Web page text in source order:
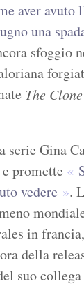
aver avuto
una
sfoggio
The
Gina
e promette
vedere
.
in
della
suo